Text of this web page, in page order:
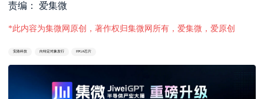
责编： 爱集微
*此内容为集微网原创，著作权归集微网所有，爱集微，爱原创
安路科技 向特定对象发行 FPGA芯片